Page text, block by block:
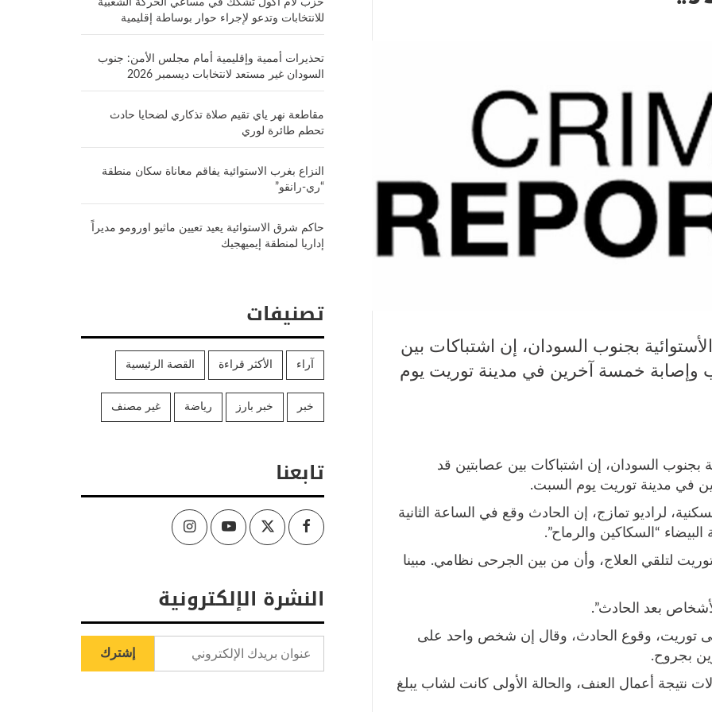
بجنوب السودان، إن اشتباكات بين
خمسة آخرين في مدينة توريت يوم
بجنوب السودان، إن اشتباكات بين عصابتين قد
مدينة توريت يوم السبت.
لراديو تمازج، إن الحادث وقع في الساعة الثانية
“السكاكين والرماح”.
لتلقي العلاج، وأن من بين الجرحى نظامي. مبينا
بعد الحادث”.
توريت، وقوع الحادث، وقال إن شخص واحد على
بجروح.
نتيجة أعمال العنف، والحالة الأولى كانت لشاب يبلغ
حزب لام أكول تشكك في مساعي الحركة الشعبية
للانتخابات وتدعو لإجراء حوار بوساطة إقليمية
تحذيرات أممية وإقليمية أمام مجلس الأمن: جنوب
السودان غير مستعد لانتخابات ديسمبر 2026
مقاطعة نهر ياي تقيم صلاة تذكاري لضحايا حادث
تحطم طائرة لوري
النزاع بغرب الاستوائية يفاقم معاناة سكان منطقة
“ري-رانقو”
حاكم شرق الاستوائية يعيد تعيين ماثيو اورومو مديراً
إداريا لمنطقة إيميهجيك
تصنيفات
آراء الأكثر قراءة القصة الرئيسية
خبر خبر بارز رياضة غير مصنف
تابعنا
Facebook
Twitter
Youtube
Instagram
النشرة الإلكترونية